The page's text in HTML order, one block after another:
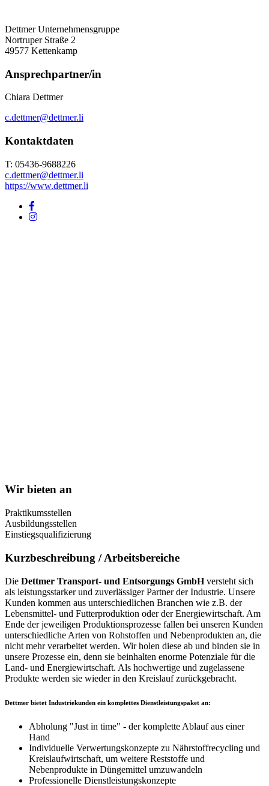
Dettmer Unternehmensgruppe
Nortruper Straße 2
49577 Kettenkamp
Ansprechpartner/in
Chiara Dettmer
c.dettmer@dettmer.li
Kontaktdaten
T: 05436-9688226
c.dettmer@dettmer.li
https://www.dettmer.li
Wir bieten an
Praktikumsstellen
Ausbildungsstellen
Einstiegsqualifizierung
Kurzbeschreibung / Arbeitsbereiche
Die Dettmer Transport- und Entsorgungs GmbHversteht sich
als leistungsstarker und zuverlässiger Partner der Industrie. Unsere
Kunden kommen aus unterschiedlichen Branchen wie z.B. der
Lebensmittel- und Futterproduktion oder der Energiewirtschaft. Am
Ende der jeweiligen Produktionsprozesse fallen bei unseren Kunden
unterschiedliche Arten von Rohstoffen und Nebenprodukten an, die
nicht mehr verarbeitet werden. Wir holen diese ab und binden sie in
unsere Prozesse ein, denn sie beinhalten enorme Potenziale für die
Land- und Energiewirtschaft. Als hochwertige und zugelassene
Produkte werden sie wieder in den Kreislauf zurückgebracht.
Dettmer bietet Industriekunden ein komplettes Dienstleistungspaket an:
Abholung "Just in time" - der komplette Ablauf aus einer
Hand
Individuelle Verwertungskonzepte zu Nährstoffrecycling und
Kreislaufwirtschaft, um weitere Reststoffe und
Nebenprodukte in Düngemittel umzuwandeln
Professionelle Dienstleistungskonzepte